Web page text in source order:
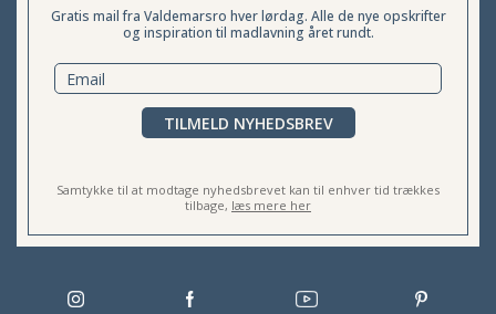
Gratis mail fra Valdemarsro hver lørdag. Alle de nye opskrifter
og inspiration til madlavning året rundt.
TILMELD NYHEDSBREV
Samtykke til at modtage nyhedsbrevet kan til enhver tid trækkes
tilbage, læs mere her